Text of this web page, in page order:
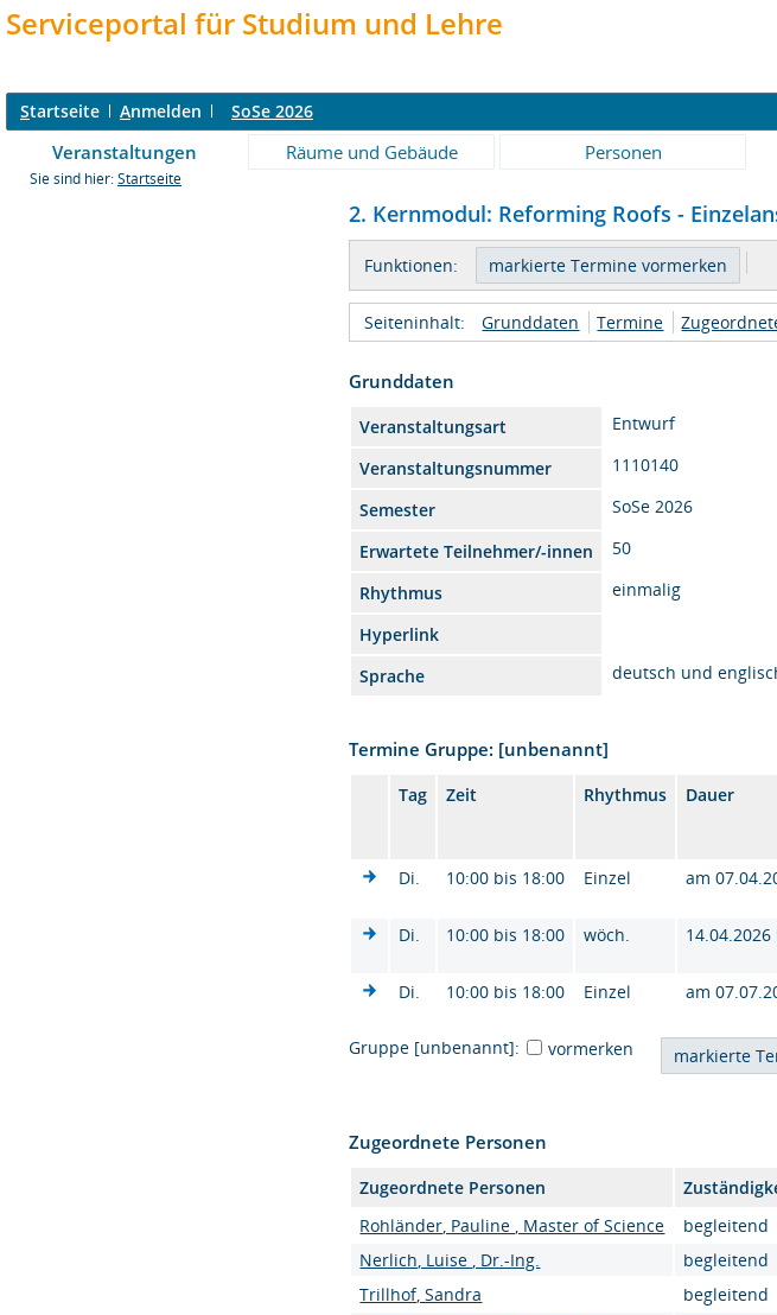
Serviceportal für Studium und Lehre
Startseite Anmelden SoSe 2026
Veranstaltungen Räume und Gebäude Personen
Sie sind hier: Startseite
2. Kernmodul: Reforming Roofs -
Funktionen:
Seiteninhalt: Grunddaten Termine
Grunddaten
Veranstaltungsart Entwurf
Veranstaltungsnummer
1110140
Semester
SoSe 2026
Erwartete Teilnehmer/-innen
50
Rhythmus
einmalig
Hyperlink
Sprache
deutsch und
Termine Gruppe: [unbenannt]
Tag Zeit Rhythmus Dauer
Di.
10:00 bis 18:00 Einzel am
Di.
10:00 bis 18:00 wöch.
Di.
10:00 bis 18:00 Einzel am
Gruppe [unbenannt]:
vormerken
Zugeordnete Personen
Zugeordnete Personen
Rohländer, Pauline , Master of Science
begleitend
Nerlich, Luise , Dr.-Ing.
begleitend
Trillhof, Sandra
begleitend